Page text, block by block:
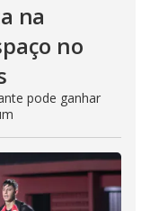
na
no
pode ganhar